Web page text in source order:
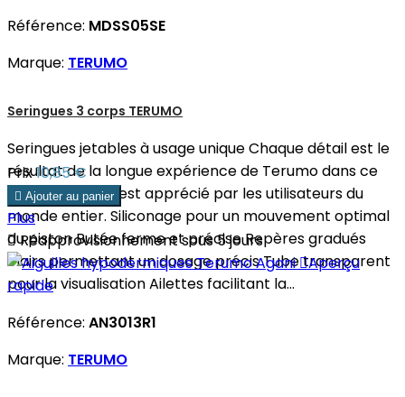
Référence: MDSS05SE
Marque: TERUMO
Seringues 3 corps TERUMO
Seringues jetables à usage unique Chaque détail est le
résultat de la longue expérience de Terumo dans ce
domaine ce qui est apprécié par les utilisateurs du
monde entier. Siliconage pour un mouvement optimal
du piston Butée ferme et précise Repères gradués
clairs permettant un dosage précis Tube transparent
pour la visualisation Ailettes facilitant la...
Prix10,85 €
 Ajouter au panier
Plus
Réapprovisionnement sous 5 jours
Aperçu
rapide
Référence: AN3013R1
Marque: TERUMO